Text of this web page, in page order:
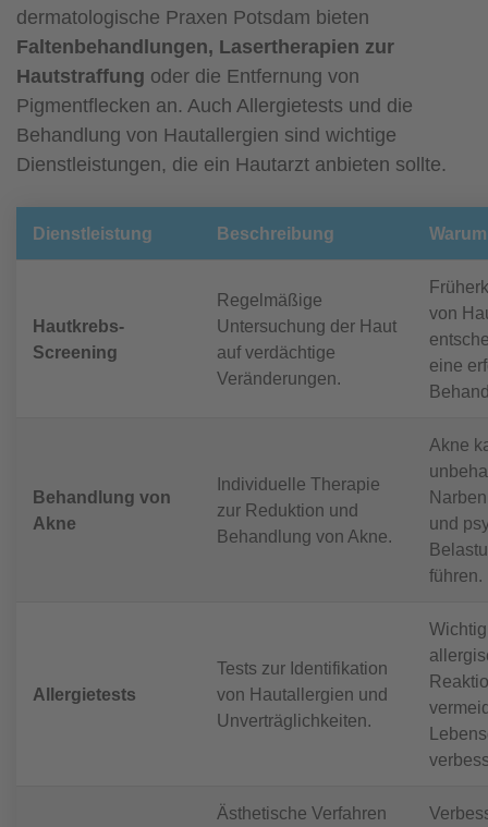
dermatologische Praxen Potsdam bieten
Faltenbehandlungen, Lasertherapien zur
Hautstraffung oder die Entfernung von
Pigmentflecken an. Auch Allergietests und die
Behandlung von Hautallergien sind wichtige
Dienstleistungen, die ein Hautarzt anbieten sollte.
Dienstleistung Beschreibung
Hautkrebs-
Screening
Regelmäßige
Untersuchung der Haut
auf verdächtige
Veränderungen.
von
eine
Behandlung von
Akne
Individuelle Therapie
zur Reduktion und
Behandlung von Akne.
Akne
und
führen.
Allergietests
Tests zur Identifikation
von Hautallergien und
Unverträglichkeiten.
Ästhetische Verfahren